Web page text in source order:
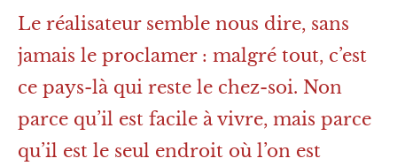
Le réalisateur semble nous dire, sans
jamais le proclamer : malgré tout, c’est
ce pays-là qui reste le chez-soi. Non
parce qu’il est facile à vivre, mais parce
qu’il est le seul endroit où l’on est